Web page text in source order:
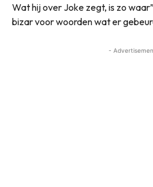
Wat hij over Joke zegt, is zo
bizar voor woorden wat er
-